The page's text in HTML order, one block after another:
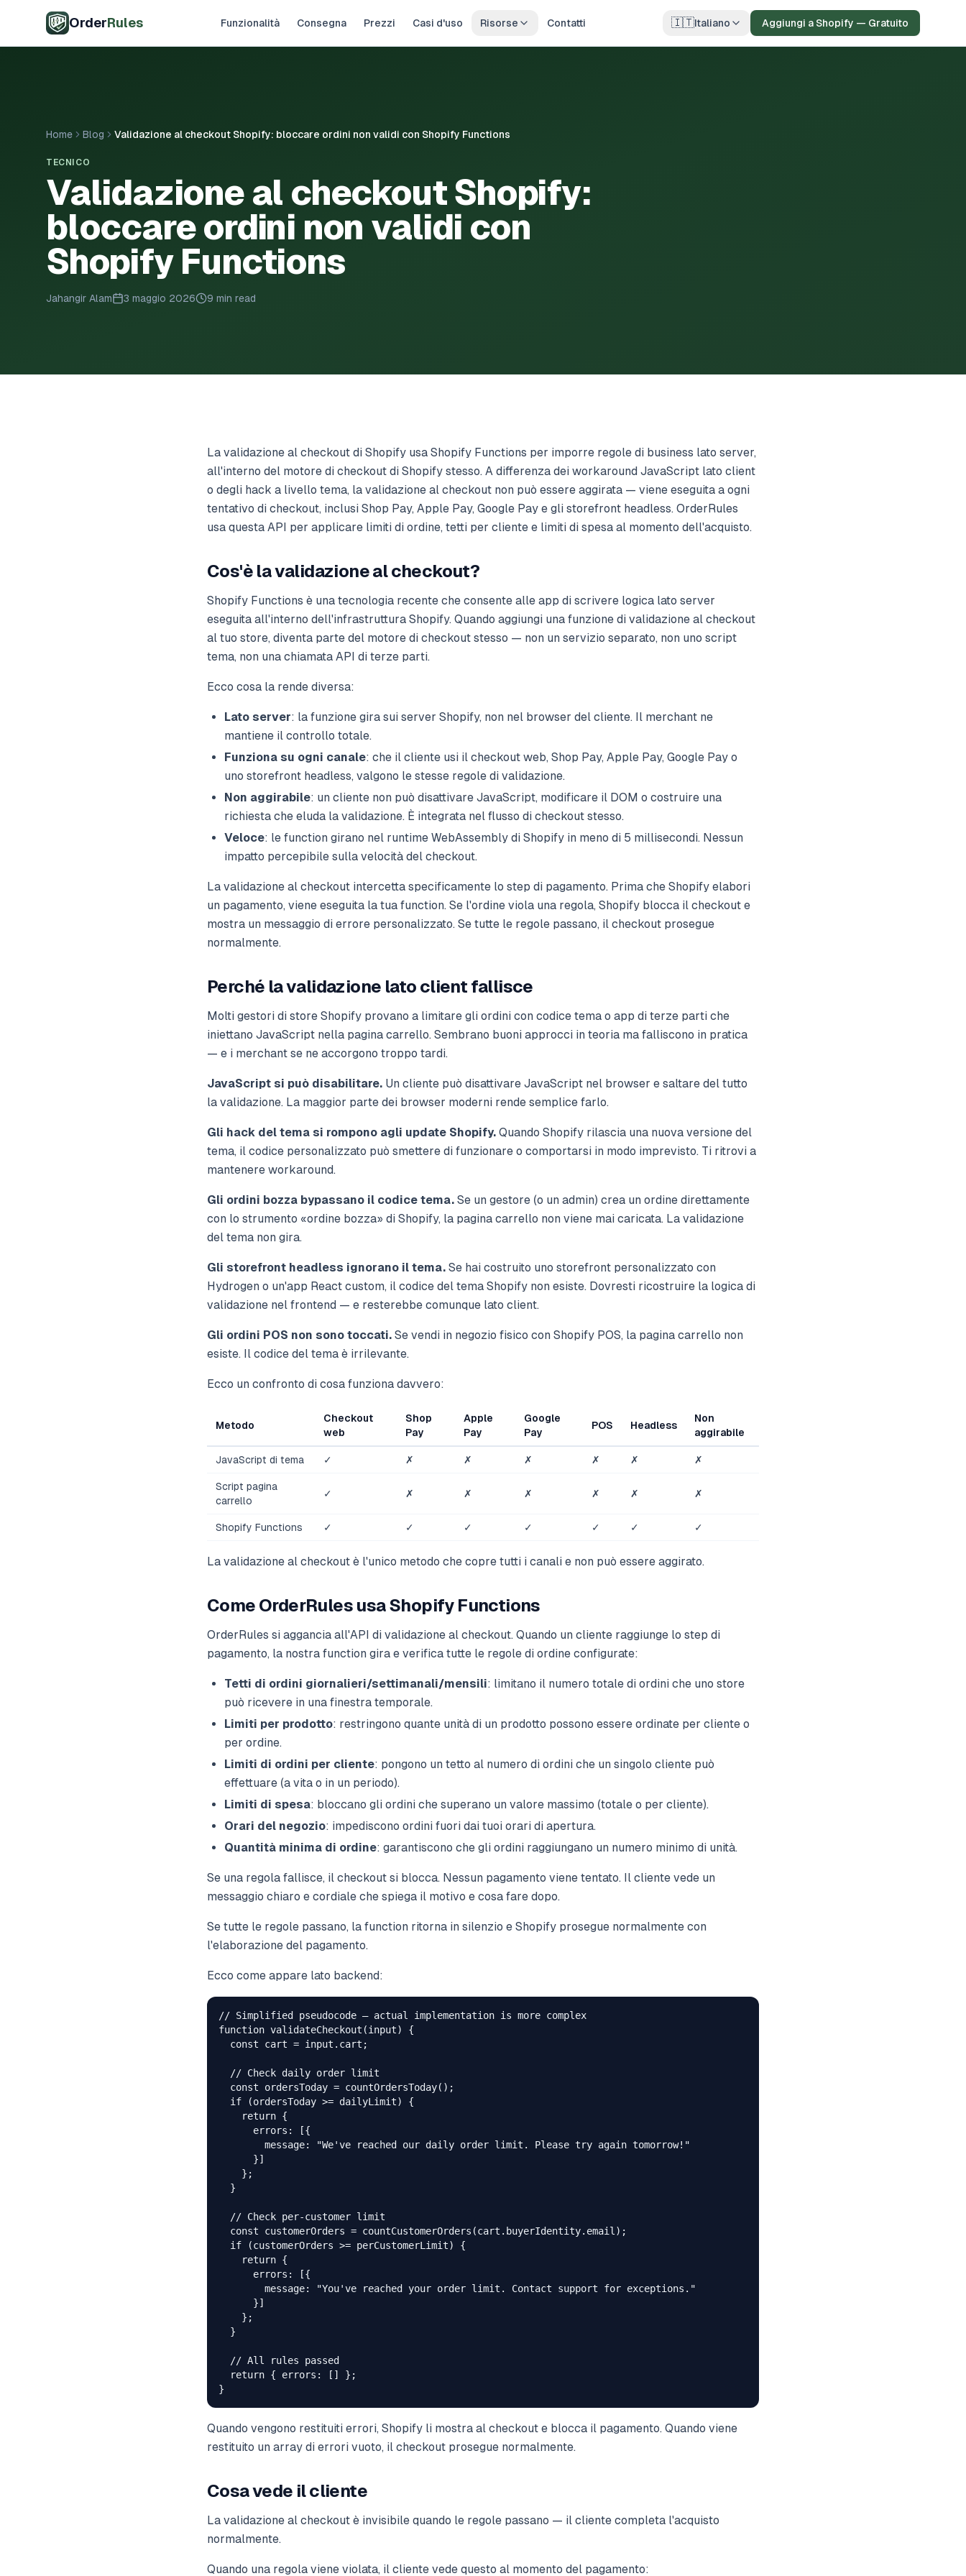
OrderRules Funzionalità Consegna Prezzi Casi d'uso Risorse Contatti 🇮🇹Italiano Aggiungi a Shopify — Gratuito
Home Blog Validazione al checkout Shopify: bloccare ordini non validi con Shopify Functions
TECNICO
Validazione al checkout Shopify:
bloccare ordini non validi con
Shopify Functions
Jahangir Alam 3 maggio 2026 9 min read
La validazione al checkout di Shopify usa Shopify Functions per imporre regole di business lato server,
all'interno del motore di checkout di Shopify stesso. A differenza dei workaround JavaScript lato client
o degli hack a livello tema, la validazione al checkout non può essere aggirata — viene eseguita a ogni
tentativo di checkout, inclusi Shop Pay, Apple Pay, Google Pay e gli storefront headless. OrderRules
usa questa API per applicare limiti di ordine, tetti per cliente e limiti di spesa al momento dell'acquisto.
Cos'è la validazione al checkout?
Shopify Functions è una tecnologia recente che consente alle app di scrivere logica lato server
eseguita all'interno dell'infrastruttura Shopify. Quando aggiungi una funzione di validazione al checkout
al tuo store, diventa parte del motore di checkout stesso — non un servizio separato, non uno script
tema, non una chiamata API di terze parti.
Ecco cosa la rende diversa:
Lato server: la funzione gira sui server Shopify, non nel browser del cliente. Il merchant ne
mantiene il controllo totale.
Funziona su ogni canale: che il cliente usi il checkout web, Shop Pay, Apple Pay, Google Pay o
uno storefront headless, valgono le stesse regole di validazione.
Non aggirabile: un cliente non può disattivare JavaScript, modificare il DOM o costruire una
richiesta che eluda la validazione. È integrata nel flusso di checkout stesso.
Veloce: le function girano nel runtime WebAssembly di Shopify in meno di 5 millisecondi. Nessun
impatto percepibile sulla velocità del checkout.
La validazione al checkout intercetta specificamente lo step di pagamento. Prima che Shopify elabori
un pagamento, viene eseguita la tua function. Se l'ordine viola una regola, Shopify blocca il checkout e
mostra un messaggio di errore personalizzato. Se tutte le regole passano, il checkout prosegue
normalmente.
Perché la validazione lato client fallisce
Molti gestori di store Shopify provano a limitare gli ordini con codice tema o app di terze parti che
iniettano JavaScript nella pagina carrello. Sembrano buoni approcci in teoria ma falliscono in pratica
— e i merchant se ne accorgono troppo tardi.
JavaScript si può disabilitare. Un cliente può disattivare JavaScript nel browser e saltare del tutto
la validazione. La maggior parte dei browser moderni rende semplice farlo.
Gli hack del tema si rompono agli update Shopify. Quando Shopify rilascia una nuova versione del
tema, il codice personalizzato può smettere di funzionare o comportarsi in modo imprevisto. Ti ritrovi a
mantenere workaround.
Gli ordini bozza bypassano il codice tema. Se un gestore (o un admin) crea un ordine direttamente
con lo strumento «ordine bozza» di Shopify, la pagina carrello non viene mai caricata. La validazione
del tema non gira.
Gli storefront headless ignorano il tema. Se hai costruito uno storefront personalizzato con
Hydrogen o un'app React custom, il codice del tema Shopify non esiste. Dovresti ricostruire la logica di
validazione nel frontend — e resterebbe comunque lato client.
Gli ordini POS non sono toccati. Se vendi in negozio fisico con Shopify POS, la pagina carrello non
esiste. Il codice del tema è irrilevante.
Ecco un confronto di cosa funziona davvero:
Metodo
Checkout
web
Shop
Pay
Apple
Pay
Google
Pay
POS Headless
Non
aggirabile
JavaScript di tema ✓ ✗ ✗ ✗ ✗ ✗ ✗
Script pagina
carrello
✓ ✗ ✗ ✗ ✗ ✗ ✗
Shopify Functions ✓ ✓ ✓ ✓ ✓ ✓ ✓
La validazione al checkout è l'unico metodo che copre tutti i canali e non può essere aggirato.
Come OrderRules usa Shopify Functions
OrderRules si aggancia all'API di validazione al checkout. Quando un cliente raggiunge lo step di
pagamento, la nostra function gira e verifica tutte le regole di ordine configurate:
Tetti di ordini giornalieri/settimanali/mensili: limitano il numero totale di ordini che uno store
può ricevere in una finestra temporale.
Limiti per prodotto: restringono quante unità di un prodotto possono essere ordinate per cliente o
per ordine.
Limiti di ordini per cliente: pongono un tetto al numero di ordini che un singolo cliente può
effettuare (a vita o in un periodo).
Limiti di spesa: bloccano gli ordini che superano un valore massimo (totale o per cliente).
Orari del negozio: impediscono ordini fuori dai tuoi orari di apertura.
Quantità minima di ordine: garantiscono che gli ordini raggiungano un numero minimo di unità.
Se una regola fallisce, il checkout si blocca. Nessun pagamento viene tentato. Il cliente vede un
messaggio chiaro e cordiale che spiega il motivo e cosa fare dopo.
Se tutte le regole passano, la function ritorna in silenzio e Shopify prosegue normalmente con
l'elaborazione del pagamento.
Ecco come appare lato backend:
// Simplified pseudocode — actual implementation is more complex
function validateCheckout(input) {
  const cart = input.cart;
  // Check daily order limit
  const ordersToday = countOrdersToday();
  if (ordersToday >= dailyLimit) {
    return {
      errors: [{
        message: "We've reached our daily order limit. Please try again tomorrow!"
      }]
    };
  }
  // Check per-customer limit
  const customerOrders = countCustomerOrders(cart.buyerIdentity.email);
  if (customerOrders >= perCustomerLimit) {
    return {
      errors: [{
        message: "You've reached your order limit. Contact support for exceptions."
      }]
    };
  }
  // All rules passed
  return { errors: [] };
Quando vengono restituiti errori, Shopify li mostra al checkout e blocca il pagamento. Quando viene
restituito un array di errori vuoto, il checkout prosegue normalmente.
Cosa vede il cliente
La validazione al checkout è invisibile quando le regole passano — il cliente completa l'acquisto
normalmente.
Quando una regola viene violata, il cliente vede questo al momento del pagamento: